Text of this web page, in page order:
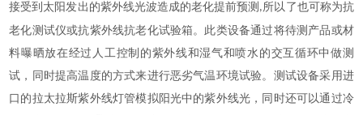
接受到太阳发出的紫外线光波造成的老化提前预测 ,所以了也可称为抗
老化测试仪或抗紫外线抗老化试验箱。此类设备通过将待测产品或材
料曝晒放在经过人工控制的紫外线和湿气和喷水的交互循环中做测
试，同时提高温度的方式来进行恶劣气温环境试验。测试设备采用进
口的拉太拉斯紫外线灯管模拟阳光中的紫外线光，同时还可以通过冷